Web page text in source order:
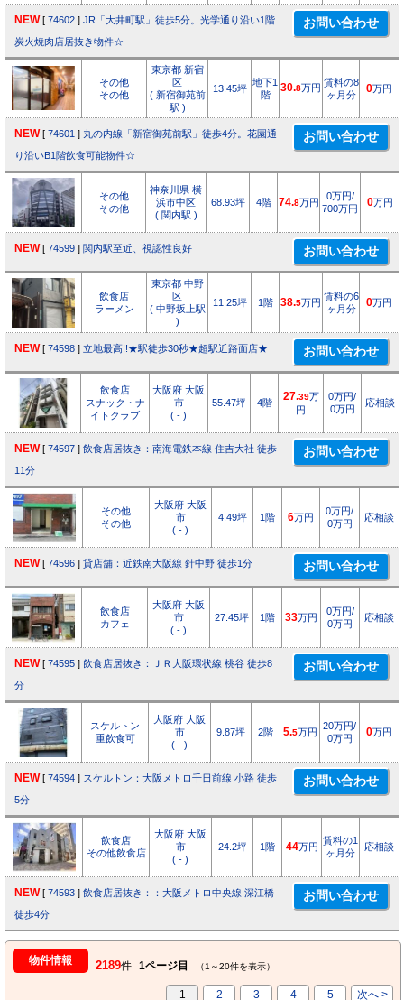
NEW [ 74602 ] JR「大井町駅」徒歩5分。光学通り沿い1階
炭火焼肉店居抜き物件☆
その他
その他
東京都 新宿
区
( 新宿御苑前
駅 )
13.45坪
地下1
階
30.8万円 賃料の8
ヶ月分
0万円
NEW [ 74601 ] 丸の内線「新宿御苑前駅」徒歩4分。花園通
り沿いB1階飲食可能物件☆
その他
その他
神奈川県 横
浜市中区
( 関内駅 )
68.93坪 4階 74.8万円
0万円/
700万円
0万円
NEW [ 74599 ] 関内駅至近、視認性良好
飲食店
ラーメン
東京都 中野
区
( 中野坂上駅
)
11.25坪 1階 38.5万円
賃料の6
ヶ月分
0万円
NEW [ 74598 ] 立地最高!!★駅徒歩30秒★超駅近路面店★
飲食店
スナック・ナ
イトクラブ
大阪府 大阪
市
( - )
55.47坪 4階
27.39万
円
0万円/
0万円
応相談
NEW [ 74597 ] 飲食店居抜き：南海電鉄本線 住吉大社 徒歩
11分
その他
その他
大阪府 大阪
市
( - )
4.49坪 1階 6万円
0万円/
0万円
応相談
NEW [ 74596 ] 貸店舗：近鉄南大阪線 針中野 徒歩1分
飲食店
カフェ
大阪府 大阪
市
( - )
27.45坪 1階 33万円
0万円/
0万円
応相談
NEW [ 74595 ] 飲食店居抜き：ＪＲ大阪環状線 桃谷 徒歩8
分
スケルトン
重飲食可
大阪府 大阪
市
( - )
9.87坪 2階 5.5万円
20万円/
0万円
0万円
NEW [ 74594 ] スケルトン：大阪メトロ千日前線 小路 徒歩
5分
飲食店
その他飲食店
大阪府 大阪
市
( - )
24.2坪 1階 44万円
賃料の1
ヶ月分
応相談
NEW [ 74593 ] 飲食店居抜き：：大阪メトロ中央線 深江橋
徒歩4分
物件情報 2189件 1ページ目 （1～20件を表示）
1 2 3 4 5 次へ >